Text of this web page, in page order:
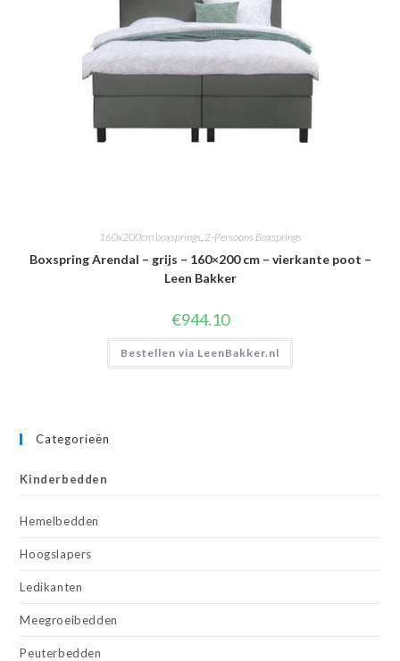
160x200cm boxsprings,2-Persoons Boxsprings
Boxspring Arendal – grijs – 160×200 cm – vierkante poot –
Leen Bakker
€944.10
Bestellen via LeenBakker.nl
Categorieën
Kinderbedden
Hemelbedden
Hoogslapers
Ledikanten
Meegroeibedden
Peuterbedden